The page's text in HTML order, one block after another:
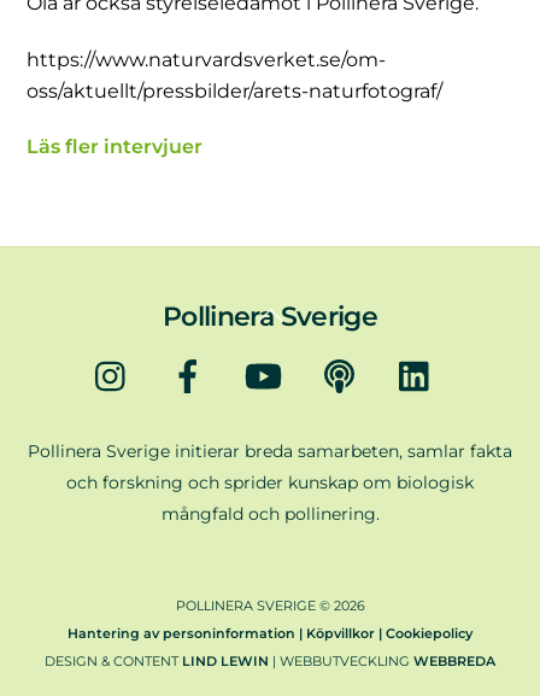
https://www.naturvardsverket.se/om-
oss/aktuellt/pressbilder/arets-naturfotograf/
Läs fler intervjuer
Back
Top
Pollinera Sverige
Instagram Facebook YouTube Podd
Pollinera Sverige initierar breda samarbeten, samlar fakta
och forskning och sprider kunskap om biologisk
mångfald och pollinering.
POLLINERA SVERIGE © 2026
Hantering av personinformation | Köpvillkor | Cookiepolicy
DESIGN & CONTENTLIND LEWIN | WEBBUTVECKLING WEBBREDA